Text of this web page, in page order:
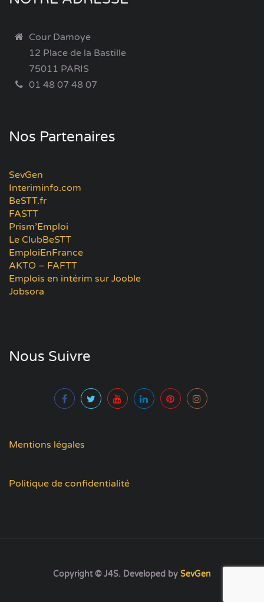
Cour Damoye
12 Place de la Bastille
75011 PARIS
01 48 07 48 07
Nos Partenaires
SevGen
Interiminfo.com
BeSTT.fr
FASTT
Prism’Emploi
Le ClubBeSTT
EmploiEnFrance
AKTO – FAFTT
Emplois en intérim sur Jooble
Jobsora
Nous Suivre
Mentions légales
Politique de confidentialité
Copyright © J4S. Developed by SevGen